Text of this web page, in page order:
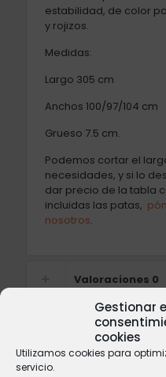
Gestionar
cookies
Utilizamos cookies para
servicio.
estabilidad, de color
y rojizos.
Medidas:
Largo 305 cm
Anchos 100/97/104 cm
Grueso 7.5 cm.
Podemos cortar el
necesidades, y si lo
dar precio de la tabla
incluidas las patas,
nosotros.
Valoraciones 0
Productos